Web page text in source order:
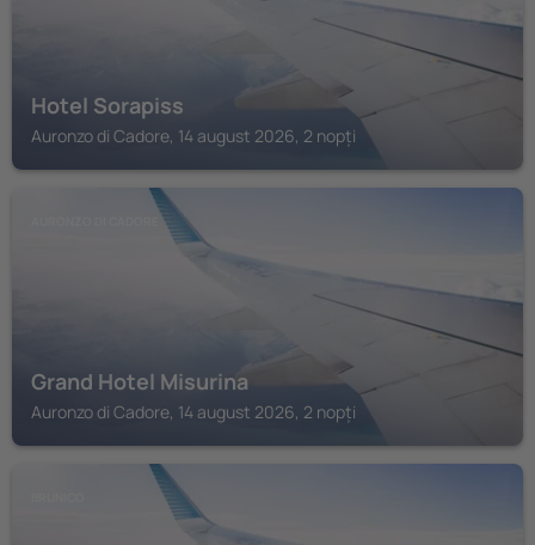
Hotel Sorapiss
Auronzo di Cadore, 14 august 2026, 2 nopți
Grand Hotel Misurina
Auronzo di Cadore, 14 august 2026, 2 nopți